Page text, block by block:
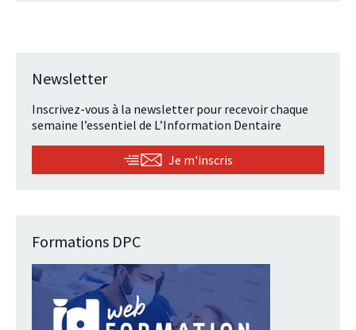
Newsletter
Inscrivez-vous à la newsletter pour recevoir chaque
semaine l’essentiel de L’Information Dentaire
Je m'inscris
Formations DPC